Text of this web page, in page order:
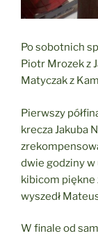
Po sobotnich
Piotr Mrozek z
Matyczak z
Pierwszy
krecza Jakuba
dwie godziny w
kibicom piękne
wyszedł
W finale od